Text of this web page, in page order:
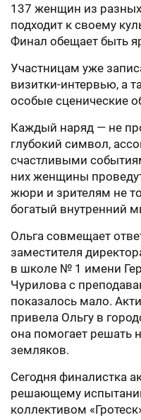
137 женщин из
подходит к своему
Финал обещает быть
Участницам уже
визитки-интервью, а
особые сценические
Каждый наряд — не
глубокий символ,
счастливыми
них женщины
жюри и зрителям не
богатый внутренний
Ольга совмещает
заместителя
в школе № 1 имени
Чурилова с
показалось мало.
привела Ольгу в
она помогает решать
земляков.
Сегодня финалистка
решающему
коллективом